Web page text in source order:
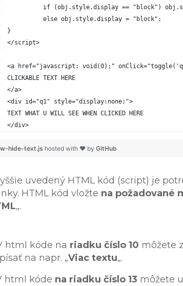
if (obj.style.display == "block")
          else obj.style.display = "block";
}
</script>
<a href="javascript: void(0);"
CLICKABLE TEXT HERE
</a>
<div id="q1" style="display:none;">
TEXT WHAT U WILL SEE WHEN CLICKED HERE
</div>
hide-text.js hosted with ❤ byGitHub
uvedený HTML kód (script) je
HTML kód vložte na požadované
„.
html kóde na riadku číslo 10 môžete
na napr. „Viac textu„.
html kóde na riadku číslo 13 môžete